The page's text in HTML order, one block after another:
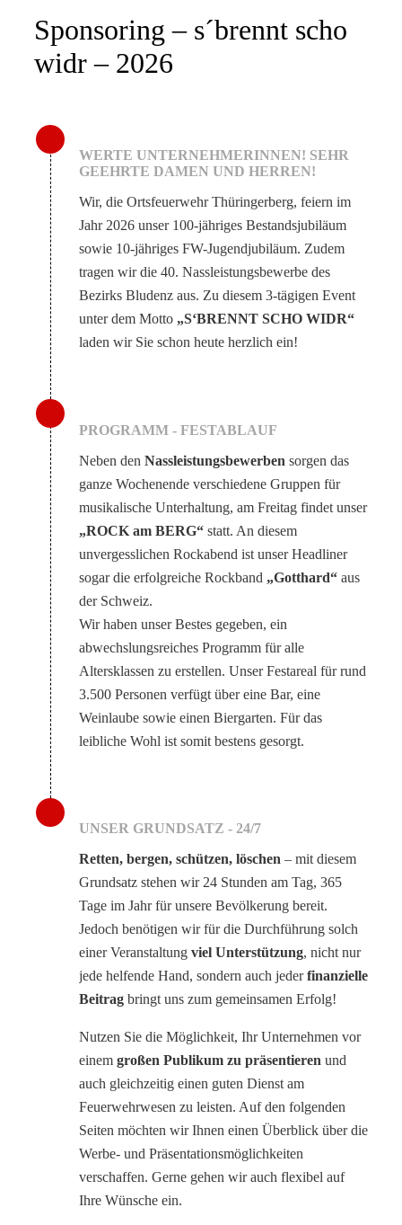
Sponsoring – s´brennt scho
widr – 2026
WERTE UNTERNEHMERINNEN! SEHR
GEEHRTE DAMEN UND HERREN!
Wir, die Ortsfeuerwehr Thüringerberg, feiern im
Jahr 2026 unser 100-jähriges Bestandsjubiläum
sowie 10-jähriges FW-Jugendjubiläum. Zudem
tragen wir die 40. Nassleistungsbewerbe des
Bezirks Bludenz aus. Zu diesem 3-tägigen Event
unter dem Motto „S‘BRENNT SCHO WIDR“
laden wir Sie schon heute herzlich ein!
PROGRAMM - FESTABLAUF
Neben den Nassleistungsbewerben sorgen das
ganze Wochenende verschiedene Gruppen für
musikalische Unterhaltung, am Freitag findet unser
„ROCK am BERG“ statt. An diesem
unvergesslichen Rockabend ist unser Headliner
sogar die erfolgreiche Rockband „Gotthard“ aus
der Schweiz.
Wir haben unser Bestes gegeben, ein
abwechslungsreiches Programm für alle
Altersklassen zu erstellen. Unser Festareal für rund
3.500 Personen verfügt über eine Bar, eine
Weinlaube sowie einen Biergarten. Für das
leibliche Wohl ist somit bestens gesorgt.
UNSER GRUNDSATZ - 24/7
Retten, bergen, schützen, löschen – mit diesem
Grundsatz stehen wir 24 Stunden am Tag, 365
Tage im Jahr für unsere Bevölkerung bereit.
Jedoch benötigen wir für die Durchführung solch
einer Veranstaltung viel Unterstützung, nicht nur
jede helfende Hand, sondern auch jederfinanzielle
Beitrag bringt uns zum gemeinsamen Erfolg!
Nutzen Sie die Möglichkeit, Ihr Unternehmen vor
einem großen Publikum zu präsentieren und
auch gleichzeitig einen guten Dienst am
Feuerwehrwesen zu leisten. Auf den folgenden
Seiten möchten wir Ihnen einen Überblick über die
Werbe- und Präsentationsmöglichkeiten
verschaffen. Gerne gehen wir auch flexibel auf
Ihre Wünsche ein.